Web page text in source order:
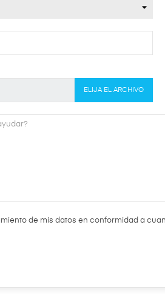
ELIJA EL ARCHIVO
de mis datos en conformidad a